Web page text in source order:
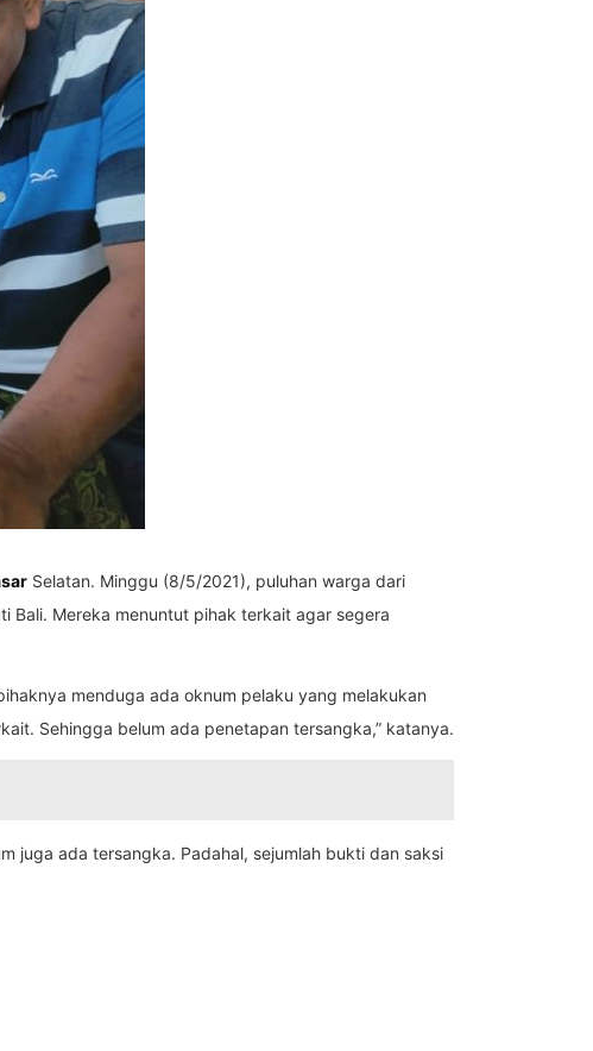
Selatan. Minggu (8/5/2021), puluhan warga dari
Bali. Mereka menuntut pihak terkait agar segera
menduga ada oknum pelaku yang melakukan
Sehingga belum ada penetapan tersangka,” katanya.
juga ada tersangka. Padahal, sejumlah bukti dan saksi